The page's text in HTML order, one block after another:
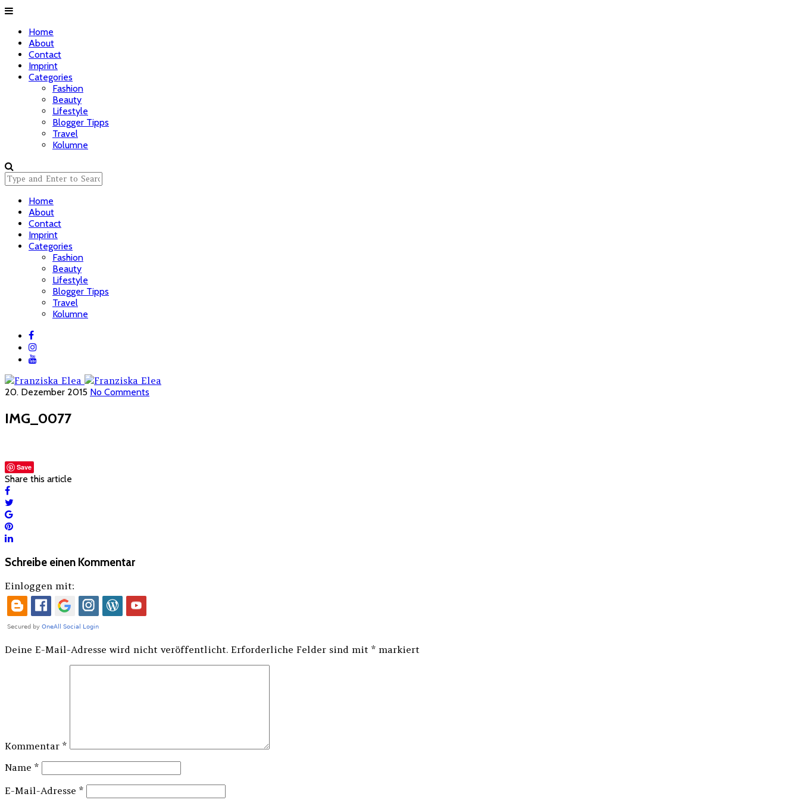
Home
About
Contact
Imprint
Categories
Fashion
Beauty
Lifestyle
Blogger Tipps
Travel
Kolumne
Home
About
Contact
Imprint
Categories
Fashion
Beauty
Lifestyle
Blogger Tipps
Travel
Kolumne
20. Dezember 2015 No Comments
IMG_0077
Save
Share this article
Schreibe einen Kommentar
Einloggen mit:
Deine E-Mail-Adresse wird nicht veröffentlicht. Erforderliche Felder sind mit * markiert
Kommentar *
Name *
E-Mail-Adresse *